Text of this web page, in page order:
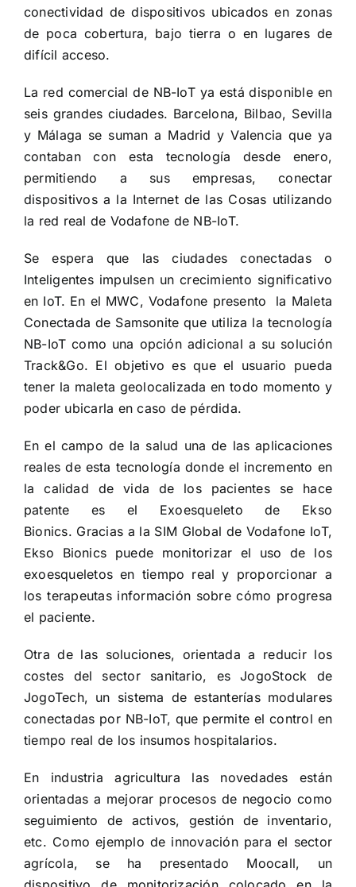
conectividad de dispositivos ubicados en zonas
de poca cobertura, bajo tierra o en lugares de
difícil acceso.
La red comercial de NB-IoT ya está disponible en
seis grandes ciudades. Barcelona, Bilbao, Sevilla
y Málaga se suman a Madrid y Valencia que ya
contaban con esta tecnología desde enero,
permitiendo a sus empresas, conectar
dispositivos a la Internet de las Cosas utilizando
la red real de Vodafone de NB-IoT.
Se espera que las ciudades conectadas o
Inteligentes impulsen un crecimiento significativo
en IoT. En el MWC, Vodafone presento la Maleta
Conectada de Samsonite que utiliza la tecnología
NB-IoT como una opción adicional a su solución
Track&Go. El objetivo es que el usuario pueda
tener la maleta geolocalizada en todo momento y
poder ubicarla en caso de pérdida.
En el campo de la salud una de las aplicaciones
reales de esta tecnología donde el incremento en
la calidad de vida de los pacientes se hace
patente es el Exoesqueleto de Ekso
Bionics. Gracias a la SIM Global de Vodafone IoT,
Ekso Bionics puede monitorizar el uso de los
exoesqueletos en tiempo real y proporcionar a
los terapeutas información sobre cómo progresa
el paciente.
Otra de las soluciones, orientada a reducir los
costes del sector sanitario, es JogoStock de
JogoTech, un sistema de estanterías modulares
conectadas por NB-IoT, que permite el control en
tiempo real de los insumos hospitalarios.
En industria agricultura las novedades están
orientadas a mejorar procesos de negocio como
seguimiento de activos, gestión de inventario,
etc. Como ejemplo de innovación para el sector
agrícola, se ha presentado Moocall, un